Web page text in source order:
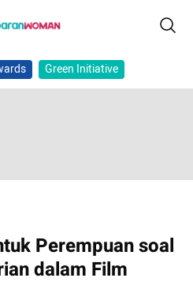
Green Initiative
Perempuan soal
dalam Film